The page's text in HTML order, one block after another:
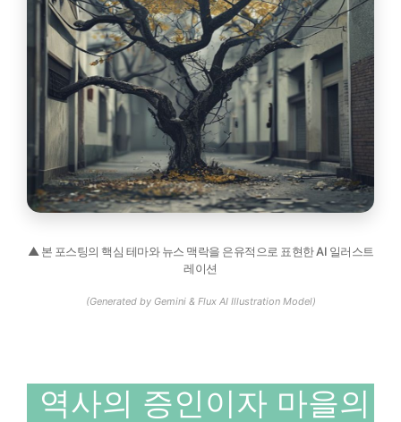
▲ 본 포스팅의 핵심 테마와 뉴스 맥락을 은유적으로 표현한 AI 일러스트
레이션
(Generated by Gemini & Flux AI Illustration Model)
역사의 증인이자 마을의